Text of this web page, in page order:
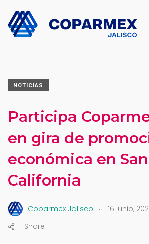
NOTICIAS
Participa
en gira de
económica en
California
Coparmex Jalisco . 16 junio,
Share
1